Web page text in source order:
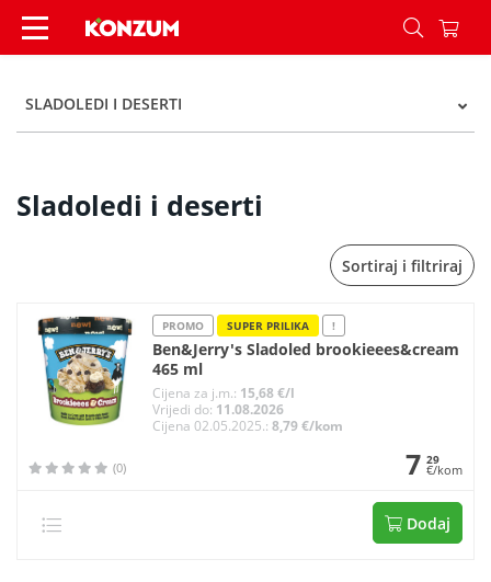
Sladoledi i deserti - Kategorije - Konzum
SLADOLEDI I DESERTI
Sladoledi i deserti
Sortiraj i filtriraj
PROMO SUPER PRILIKA !
Ben&Jerry's Sladoled brookieees&cream
465 ml
Cijena za j.m.: 15,68 €/l
Vrijedi do: 11.08.2026
Cijena 02.05.2025.: 8,79 €/kom
(0) 7 29
€/kom
Dodaj